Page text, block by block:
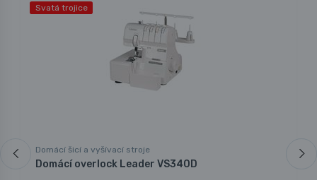
Svatá trojice
Domácí šicí a vyšívací stroje
Domácí overlock Leader VS340D